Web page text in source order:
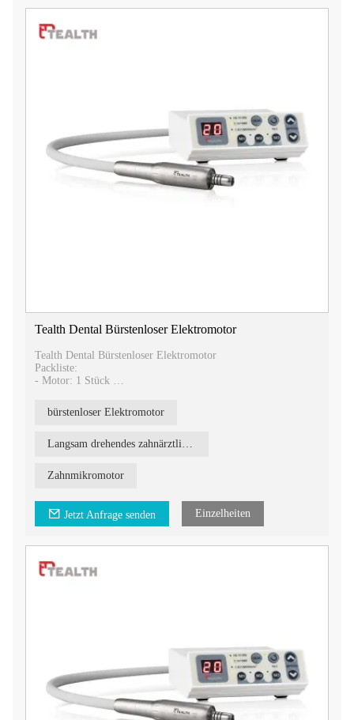
Tealth Dental Bürstenloser Elektromotor
Tealth Dental Bürstenloser Elektromotor
Packliste:
- Motor: 1 Stück
-Netzteilanschluss: 1 Stück
1. Troque-Kopf, kraftvoll
3. Motorgröße: Φ22*L71mm
4. Spannung: DC 24 V
bürstenloser Elektromotor
Zahnmikromotor
Jetzt Anfrage senden Einzelheiten